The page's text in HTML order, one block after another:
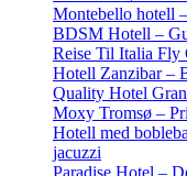
Montebello hotell
BDSM Hotell –
Reise Til Italia Fly
Hotell Zanzibar –
Quality Hotel
Moxy Tromsø –
Hotell med
jacuzzi